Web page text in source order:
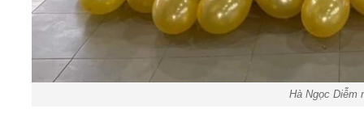
Hà Ngọc Diễm